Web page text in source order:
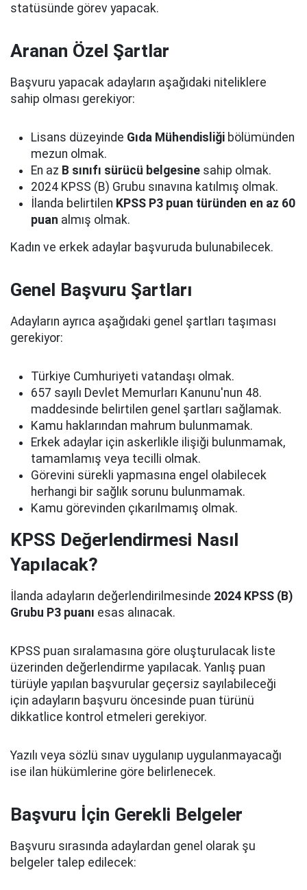
statüsünde görev yapacak.
Aranan Özel Şartlar
Başvuru yapacak adayların aşağıdaki niteliklere
sahip olması gerekiyor:
Lisans düzeyinde Gıda Mühendisliği bölümünden
mezun olmak.
En az B sınıfı sürücü belgesine sahip olmak.
2024 KPSS (B) Grubu sınavına katılmış olmak.
İlanda belirtilen KPSS P3 puan türünden en az 60
puan almış olmak.
Kadın ve erkek adaylar başvuruda bulunabilecek.
Genel Başvuru Şartları
Adayların ayrıca aşağıdaki genel şartları taşıması
gerekiyor:
Türkiye Cumhuriyeti vatandaşı olmak.
657 sayılı Devlet Memurları Kanunu'nun 48.
maddesinde belirtilen genel şartları sağlamak.
Kamu haklarından mahrum bulunmamak.
Erkek adaylar için askerlikle ilişiği bulunmamak,
tamamlamış veya tecilli olmak.
Görevini sürekli yapmasına engel olabilecek
herhangi bir sağlık sorunu bulunmamak.
Kamu görevinden çıkarılmamış olmak.
KPSS Değerlendirmesi Nasıl
Yapılacak?
İlanda adayların değerlendirilmesinde 2024 KPSS (B)
Grubu P3 puanı esas alınacak.
KPSS puan sıralamasına göre oluşturulacak liste
üzerinden değerlendirme yapılacak. Yanlış puan
türüyle yapılan başvurular geçersiz sayılabileceği
için adayların başvuru öncesinde puan türünü
dikkatlice kontrol etmeleri gerekiyor.
Yazılı veya sözlü sınav uygulanıp uygulanmayacağı
ise ilan hükümlerine göre belirlenecek.
Başvuru İçin Gerekli Belgeler
Başvuru sırasında adaylardan genel olarak şu
belgeler talep edilecek: